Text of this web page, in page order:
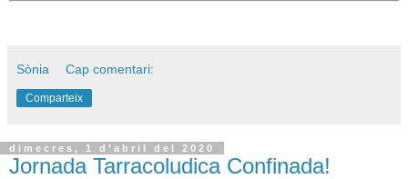
Sònia Cap comentari:
Comparteix
dimecres, 1 d’abril del 2020
Jornada Tarracoludica Confinada!